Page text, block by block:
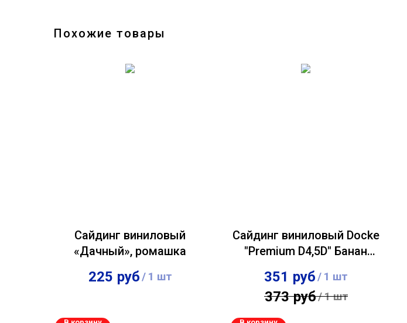
Похожие товары
Сайдинг виниловый
«Дачный», ромашка
225 руб/ 1 шт
Сайдинг виниловый Docke
"Premium D4,5D" Банан
0,232х3,60м
351 руб/ 1 шт
373 руб/1 шт